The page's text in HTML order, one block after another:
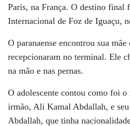
Paris, na França. O destino final
Internacional de Foz de Iguaçu,
O paranaense encontrou sua
recepcionaram no terminal. Ele
na mão e nas pernas.
O adolescente contou como foi o
irmão, Ali Kamal Abdallah, e
Abdallah, que tinha